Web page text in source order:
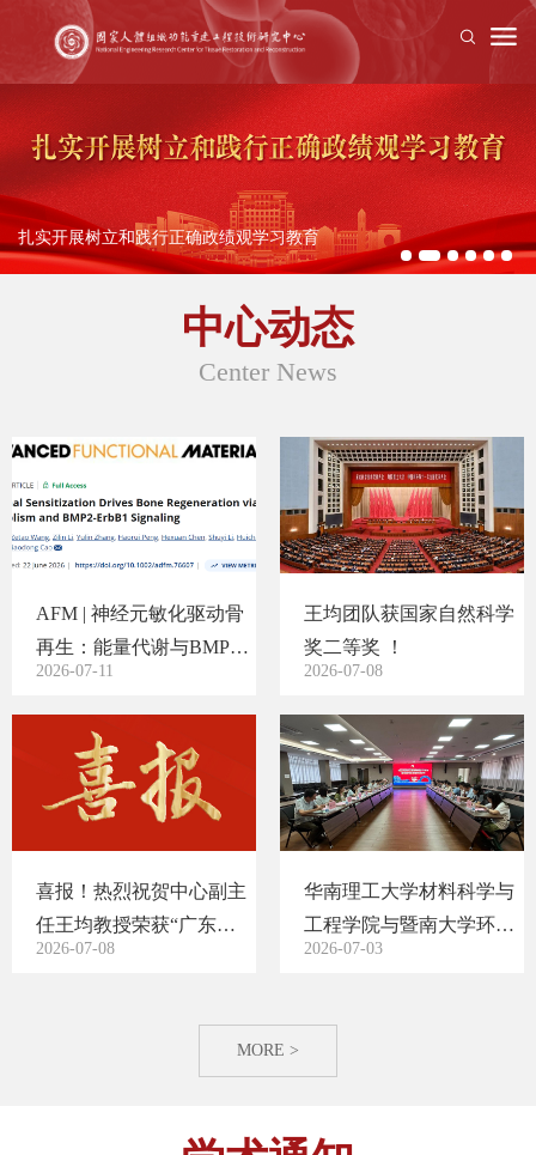
扎实开展树立和践行正确政绩观学习教育
中心动态
Center News
AFM | 神经元敏化驱动骨
再生：能量代谢与BMP2-
ErbB1信...
2026-07-11
王均团队获国家自然科学
奖二等奖 ！
2026-07-08
喜报！热烈祝贺中心副主
任王均教授荣获“广东省
优秀共...
2026-07-08
华南理工大学材料科学与
工程学院与暨南大学环境
与气候...
2026-07-03
MORE >